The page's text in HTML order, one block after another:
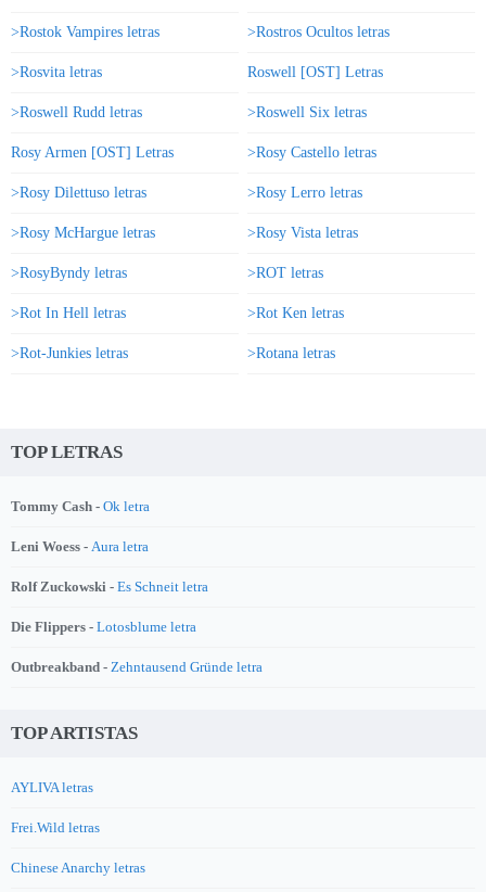
>Rostok Vampires letras >Rostros Ocultos letras
>Rosvita letras Roswell [OST] Letras
>Roswell Rudd letras >Roswell Six letras
Rosy Armen [OST] Letras >Rosy Castello letras
>Rosy Dilettuso letras >Rosy Lerro letras
>Rosy McHargue letras >Rosy Vista letras
>RosyByndy letras >ROT letras
>Rot In Hell letras >Rot Ken letras
>Rot-Junkies letras >Rotana letras
TOP LETRAS
Tommy Cash - Ok letra
Leni Woess - Aura letra
Rolf Zuckowski - Es Schneit letra
Die Flippers - Lotosblume letra
Outbreakband - Zehntausend Gründe letra
TOP ARTISTAS
AYLIVA letras
Frei.Wild letras
Chinese Anarchy letras